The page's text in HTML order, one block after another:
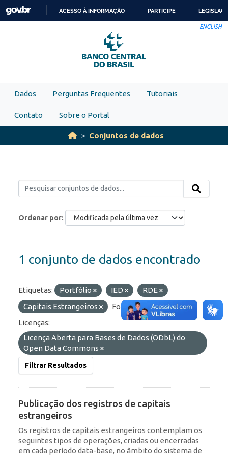
Skip to main content
PARA
O
CONTEÚDO
ACESSO À INFORMAÇÃO PARTICIPE
ENGLISH
Dados Perguntas Frequentes Tutoriais
Contato Sobre o Portal
Conjuntos de dados
Ordenar por
1 conjunto de dados encontrado
Etiquetas: Portfólio IED
RDE
Capitais Estrangeiros
Formatos:
JSON
Licenças:
Licença Aberta para Bases de Dados (ODbL) do
Open Data Commons
Filtrar Resultados
Publicação dos registros de capitais
estrangeiros
Os registros de capitais estrangeiros contemplam os
seguintes tipos de operações, criadas ou encerradas
em cada período data-base, no âmbito do sistema de